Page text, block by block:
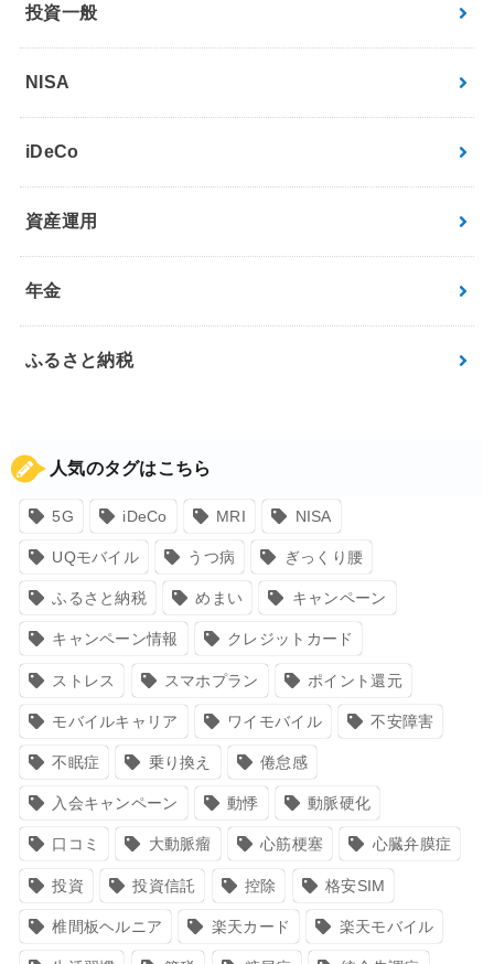
投資一般
NISA
iDeCo
資産運用
年金
ふるさと納税
人気のタグはこちら
5G iDeCo MRI NISA
UQモバイル うつ病 ぎっくり腰
ふるさと納税 めまい キャンペーン
キャンペーン情報 クレジットカード
ストレス スマホプラン ポイント還元
モバイルキャリア ワイモバイル 不安障害
不眠症 乗り換え 倦怠感
入会キャンペーン 動悸 動脈硬化
口コミ 大動脈瘤 心筋梗塞 心臓弁膜症
投資 投資信託 控除 格安SIM
椎間板ヘルニア 楽天カード 楽天モバイル